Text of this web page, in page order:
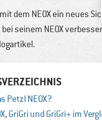
dem NEOX ein neues
bei seinem NEOX
Petzl NEOX?
GriGri und GriGri+ im